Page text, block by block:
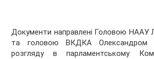
Документи направлені Головою НААУ
та головою ВКДКА Олександром
розгляду в парламентському